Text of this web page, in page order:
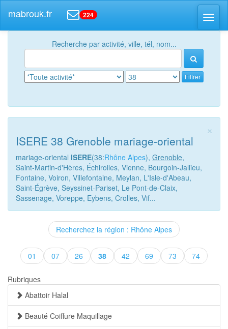
mabrouk.fr 224
Recherche par activité, ville, tél, nom...
Filtrer
×
ISERE 38 Grenoble mariage-oriental
mariage-oriental ISERE(38:Rhône Alpes), Grenoble,
Saint-Martin-d'Hères, Échirolles, Vienne, Bourgoin-Jallieu,
Fontaine, Voiron, Villefontaine, Meylan, L'Isle-d'Abeau,
Saint-Égrève, Seyssinet-Pariset, Le Pont-de-Claix,
Sassenage, Voreppe, Eybens, Crolles, Vif...
Recherchez la région : Rhône Alpes
01 07 26 38(current)
42 69 73 74
Rubriques
Abattoir Halal
Beauté Coiffure Maquillage